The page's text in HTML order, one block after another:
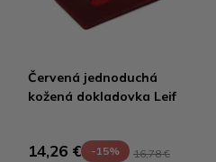
Červená jednoduchá
kožená dokladovka Leif
14,26 € -15% 16,78 €